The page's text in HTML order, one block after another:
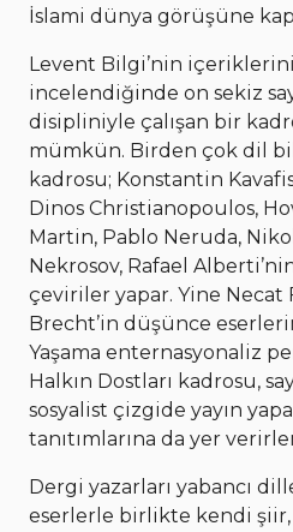
İslami dünya görüşüne
Levent Bilgi’nin
incelendiğinde on sekiz
disipliniyle çalışan bir
mümkün. Birden çok dil
kadrosu; Konstantin
Dinos Christianopoulos,
Martin, Pablo Neruda,
Nekrosov, Rafael
çeviriler yapar. Yine Necat
Brecht’in düşünce
Yaşama enternasyonaliz
Halkın Dostları kadrosu,
sosyalist çizgide yayın
tanıtımlarına da yer
Dergi yazarları yabancı
eserlerle birlikte kendi şiir,